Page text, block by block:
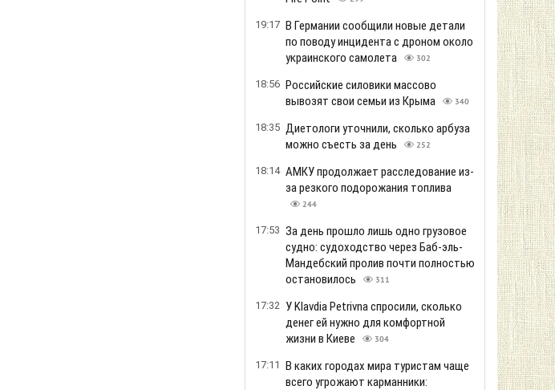
19:17 В Германии сообщили новые детали
по поводу инцидента с дроном около
украинского самолета
302
18:56 Российские силовики массово
вывозят свои семьи из Крыма
340
18:35 Диетологи уточнили, сколько арбуза
можно съесть за день
252
18:14 АМКУ продолжает расследование из-
за резкого подорожания топлива
244
17:53 За день прошло лишь одно грузовое
судно: судоходство через Баб-эль-
Мандебский пролив почти полностью
остановилось
311
17:32 У Klavdia Petrivna спросили, сколько
денег ей нужно для комфортной
жизни в Киеве
304
17:11 В каких городах мира туристам чаще
всего угрожают карманники: